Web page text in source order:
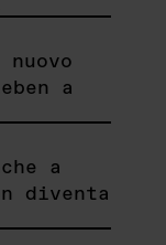
a
a
diventa